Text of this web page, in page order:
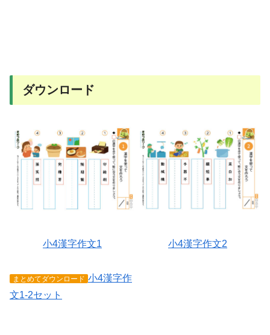
ダウンロード
小4漢字作文1
まとめてダウンロード 小4漢字作
文1-2セット
小4漢字作文2